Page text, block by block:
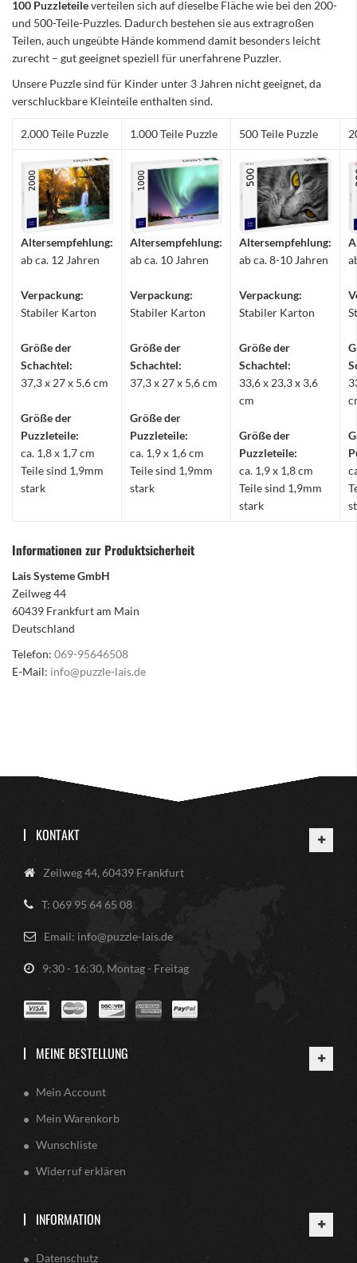
100 Puzzleteileverteilen sich auf dieselbe Fläche wie bei den 200-
und 500-Teile-Puzzles. Dadurch bestehen sie aus extragroßen
Teilen, auch ungeübte Hände kommend damit besonders leicht
zurecht – gut geeignet speziell für unerfahrene Puzzler.
Unsere Puzzle sind für Kinder unter 3 Jahren nicht geeignet, da
verschluckbare Kleinteile enthalten sind.
2.000 Teile Puzzle 1.000 Teile Puzzle 500 Teile Puzzle
Altersempfehlung:
ab ca. 12 Jahren
Verpackung:
Stabiler Karton
Größe der
Schachtel:
37,3 x 27 x 5,6 cm
Größe der
Puzzleteile:
ca. 1,8 x 1,7 cm
Teile sind 1,9mm
stark
Altersempfehlung:
ab ca. 10 Jahren
Verpackung:
Stabiler Karton
Größe der
Schachtel:
37,3 x 27 x 5,6 cm
Größe der
Puzzleteile:
ca. 1,9 x 1,6 cm
Teile sind 1,9mm
stark
Altersempfehlung:
ab ca. 8-10 Jahren
Verpackung:
Stabiler Karton
Größe der
Schachtel:
33,6 x 23,3 x 3,6
cm
Größe der
Puzzleteile:
ca. 1,9 x 1,8 cm
Teile sind 1,9mm
stark
Informationen zur Produktsicherheit
Lais Systeme GmbH
Zeilweg 44
60439 Frankfurt am Main
Deutschland
Telefon: 069-95646508
E-Mail: info@puzzle-lais.de
KONTAKT
Zeilweg 44, 60439 Frankfurt
T: 069 95 64 65 08
Email: info@puzzle-lais.de
9:30 - 16:30, Montag - Freitag
MEINE BESTELLUNG
Mein Account
Mein Warenkorb
Wunschliste
Widerruf erklären
INFORMATION
Datenschutz